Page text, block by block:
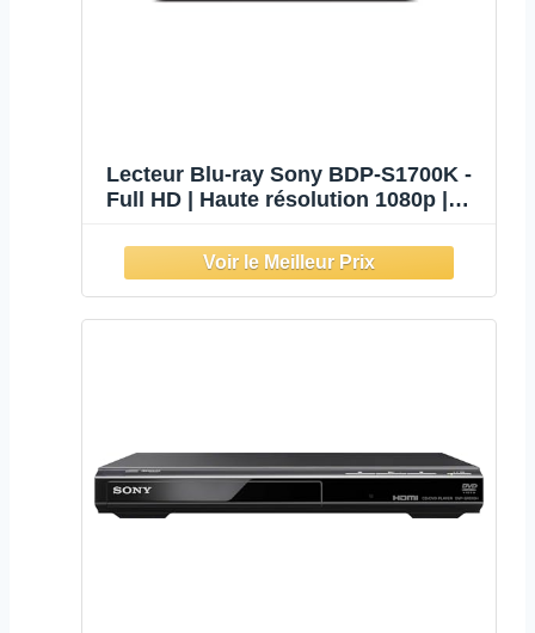
Lecteur Blu-ray Sony BDP-S1700K -
Full HD | Haute résolution 1080p |
Dolby TrueHD | DTS-HD Master
Audio | DTS-HD High-Resolution
Audio | Expérience utilisateur
convivi